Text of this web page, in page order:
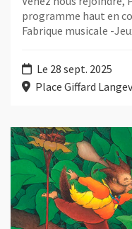
programme haut en
Fabrique musicale -
Le 28 sept. 2025
Place Giffard
Plus d'information sur